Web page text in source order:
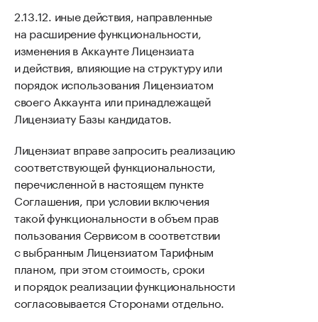
иные действия, направленные
на расширение функциональности,
изменения в Аккаунте Лицензиата
и действия, влияющие на структуру или
порядок использования Лицензиатом
своего Аккаунта или принадлежащей
Лицензиату Базы кандидатов.
Лицензиат вправе запросить реализацию
соответствующей функциональности,
перечисленной в настоящем пункте
Соглашения, при условии включения
такой функциональности в объем прав
пользования Сервисом в соответствии
с выбранным Лицензиатом Тарифным
планом, при этом стоимость, сроки
и порядок реализации функциональности
согласовывается Сторонами отдельно.